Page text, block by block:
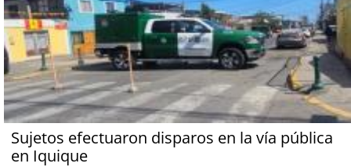
Sujetos efectuaron disparos en la vía pública
en Iquique